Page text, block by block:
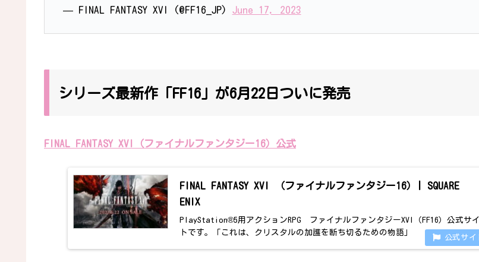
— FINAL FANTASY XVI (@FF16_JP) June 17, 2023
シリーズ最新作「FF16」が6月22日ついに発売
FINAL FANTASY XVI（ファイナルファンタジー16）公式
FINAL FANTASY XVI （ファイナルファンタジー16）| SQUARE
ENIX
PlayStation®5用アクションRPG ファイナルファンタジーXVI（FF16）公式サイ
トです。「これは、クリスタルの加護を断ち切るための物語」